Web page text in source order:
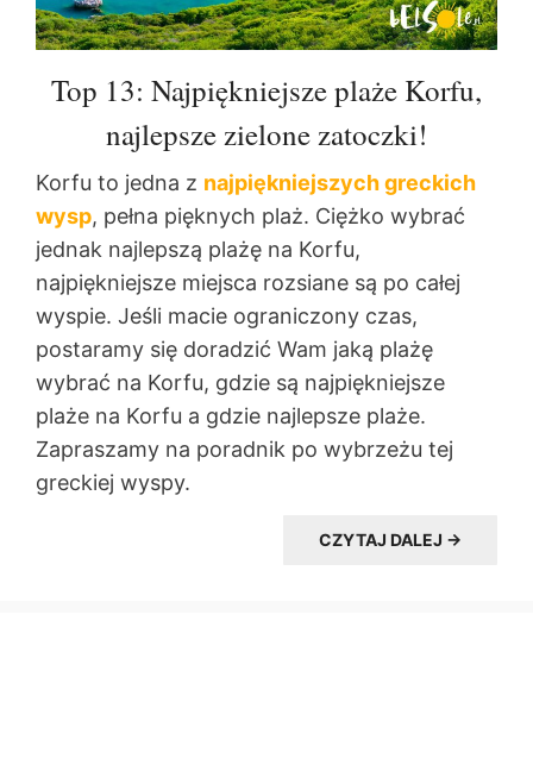
Top 13: Najpiękniejsze plaże Korfu,
najlepsze zielone zatoczki!
Korfu to jedna z najpiękniejszych greckich
wysp, pełna pięknych plaż. Ciężko wybrać
jednak najlepszą plażę na Korfu,
najpiękniejsze miejsca rozsiane są po całej
wyspie. Jeśli macie ograniczony czas,
postaramy się doradzić Wam jaką plażę
wybrać na Korfu, gdzie są najpiękniejsze
plaże na Korfu a gdzie najlepsze plaże.
Zapraszamy na poradnik po wybrzeżu tej
greckiej wyspy.
CZYTAJ DALEJ →